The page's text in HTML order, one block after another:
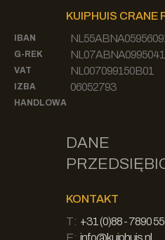
KUIPHUIS CRANE
IBAN
G-REK
VAT NL007099150B01
IZBA
HANDLOWA
06052793
DANE
KONTAKT
T: +31 (0)88 - 7890